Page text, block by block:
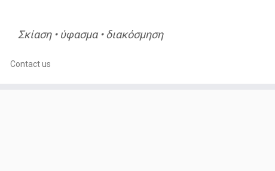
Σκίαση • ύφασμα • διακόσμηση
Contact us